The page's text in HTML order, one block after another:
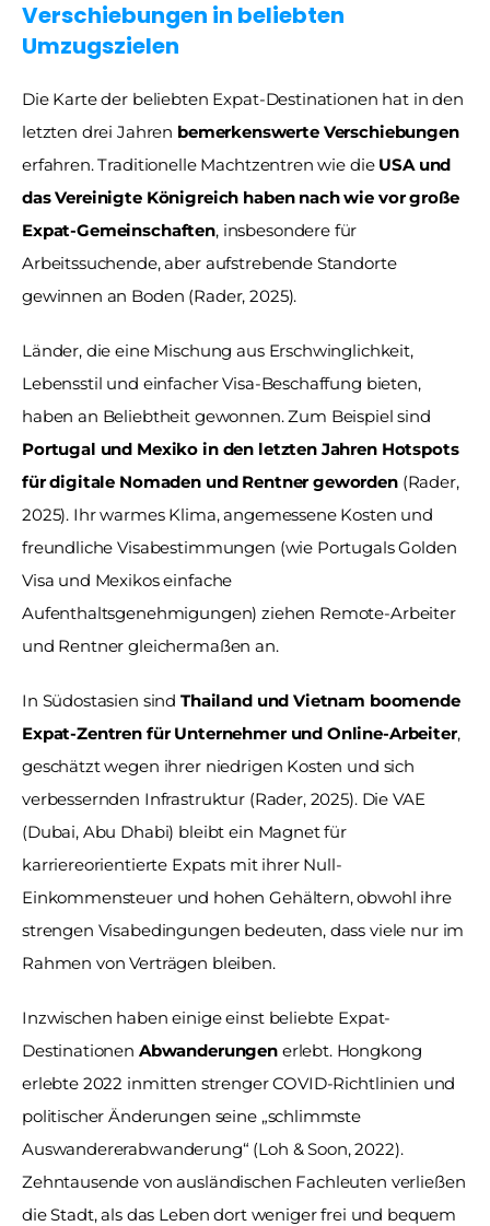
Verschiebungen in beliebten
Umzugszielen
Die Karte der beliebten Expat-Destinationen hat in den
letzten drei Jahren bemerkenswerte Verschiebungen
erfahren. Traditionelle Machtzentren wie die USA und
das Vereinigte Königreich haben nach wie vor große
Expat-Gemeinschaften, insbesondere für
Arbeitssuchende, aber aufstrebende Standorte
gewinnen an Boden (Rader, 2025).
Länder, die eine Mischung aus Erschwinglichkeit,
Lebensstil und einfacher Visa-Beschaffung bieten,
Portugal und Mexiko in den letzten Jahren Hotspots
für digitale Nomaden und Rentner geworden (Rader,
2025). Ihr warmes Klima, angemessene Kosten und
freundliche Visabestimmungen (wie Portugals Golden
Visa und Mexikos einfache
Aufenthaltsgenehmigungen) ziehen Remote-Arbeiter
und Rentner gleichermaßen an.
In Südostasien sind Thailand und Vietnam boomende
Expat-Zentren für Unternehmer und Online-Arbeiter,
geschätzt wegen ihrer niedrigen Kosten und sich
verbessernden Infrastruktur (Rader, 2025). Die VAE
(Dubai, Abu Dhabi) bleibt ein Magnet für
karriereorientierte Expats mit ihrer Null-
Einkommensteuer und hohen Gehältern, obwohl ihre
strengen Visabedingungen bedeuten, dass viele nur im
Rahmen von Verträgen bleiben.
Inzwischen haben einige einst beliebte Expat-
Destinationen Abwanderungen erlebt. Hongkong
erlebte 2022 inmitten strenger COVID-Richtlinien und
politischer Änderungen seine „schlimmste
Auswandererabwanderung“ (Loh & Soon, 2022).
Zehntausende von ausländischen Fachleuten verließen
die Stadt, als das Leben dort weniger frei und bequem